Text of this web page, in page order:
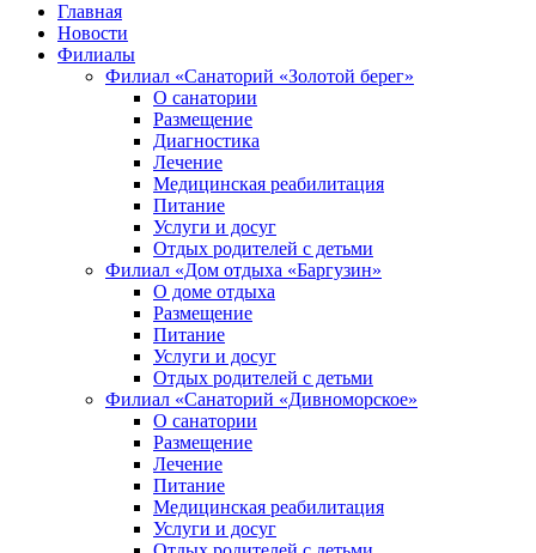
Главная
Новости
Филиалы
Филиал «Санаторий «Золотой берег»
О санатории
Размещение
Диагностика
Лечение
Медицинская реабилитация
Питание
Услуги и досуг
Отдых родителей с детьми
Филиал «Дом отдыха «Баргузин»
О доме отдыха
Размещение
Питание
Услуги и досуг
Отдых родителей с детьми
Филиал «Санаторий «Дивноморское»
О санатории
Размещение
Лечение
Питание
Медицинская реабилитация
Услуги и досуг